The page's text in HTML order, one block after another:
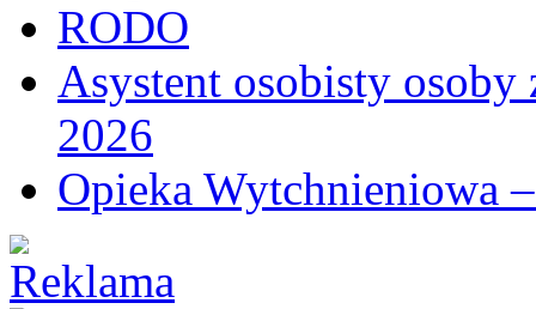
RODO
Asystent osobisty osoby
2026
Opieka Wytchnieniowa